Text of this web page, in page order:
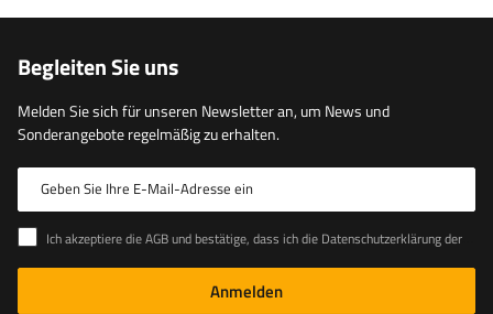
Begleiten Sie uns
Melden Sie sich für unseren Newsletter an, um News und
Sonderangebote regelmäßig zu erhalten.
Geben Sie Ihre E-Mail-Adresse ein
Ich akzeptiere die AGB und bestätige, dass ich die Datenschutzerklärung der Website zur Kenntnis genommen habe
Anmelden